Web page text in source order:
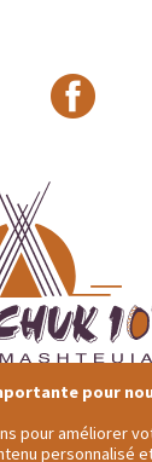
QC
418-
pour
pour améliorer
personnalisé